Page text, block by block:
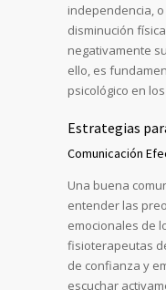
independencia,
disminución
negativamente
ello, es
psicológico en
Estrategias
Comunicación
Una buena
entender las
emocionales de
fisioterapeutas
de confianza y
escuchar